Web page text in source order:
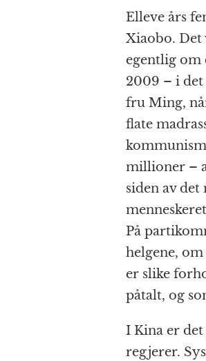
Elleve års
Xiaobo. Det
egentlig om
2009 – i
fru Ming,
flate
millioner –
siden av
På
helgene,
er slike
påtalt, og
I Kina er
regjerer.